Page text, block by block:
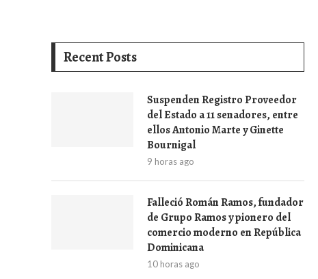
Recent Posts
Suspenden Registro Proveedor
del Estado a 11 senadores, entre
ellos Antonio Marte y Ginette
Bournigal
9 horas ago
Falleció Román Ramos, fundador
de Grupo Ramos y pionero del
comercio moderno en República
Dominicana
10 horas ago